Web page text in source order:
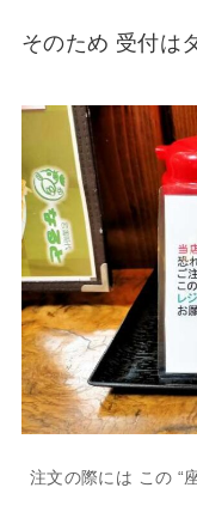
そのため 受付は
注文の際には この “